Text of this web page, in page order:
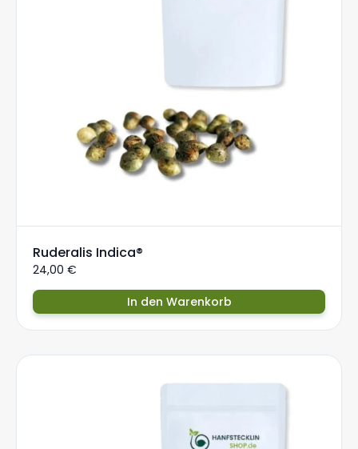
Ruderalis Indica®
24,00 €
In den Warenkorb